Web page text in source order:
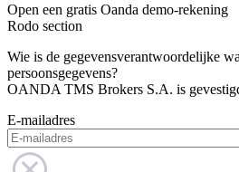
Open een gratis Oanda demo-rekening
Rodo section
Wie is de gegevensverantwoordelijke
persoonsgegevens?
OANDA TMS Brokers S.A. is
E-mailadres